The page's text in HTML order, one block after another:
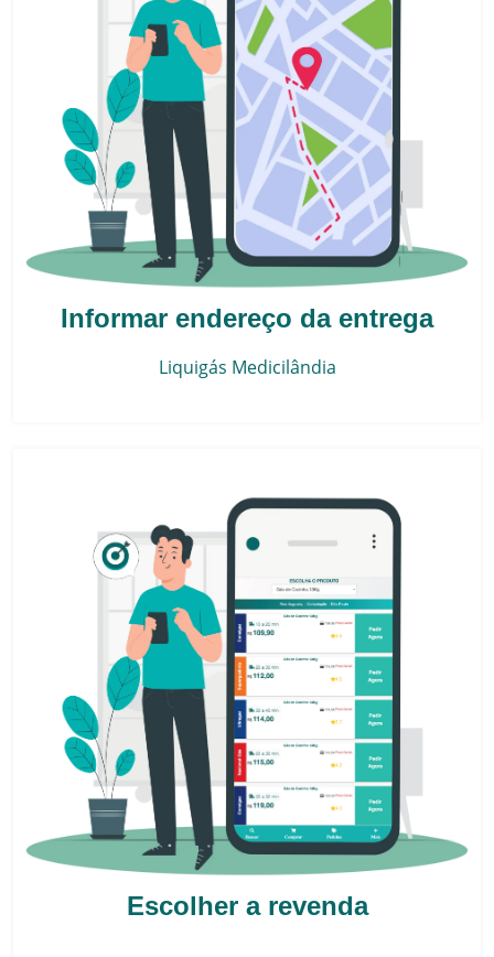
Informar endereço da entrega
Liquigás Medicilândia
Escolher a revenda